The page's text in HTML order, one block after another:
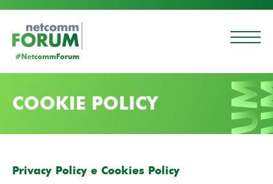
COOKIE POLICY
Privacy Policy e Cookies Policy